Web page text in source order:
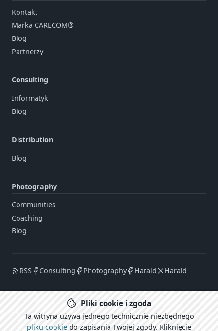
Kontakt
Marka CARECOM®
Blog
Partnerzy
Consulting
Informatyk
Blog
Distribution
Blog
Photography
Communities
Coaching
Blog
RSS Consulting Photography Harald Harald
CARECOM.united
Pliki cookie i zgoda
Ta witryna używa jednego technicznie niezbędnego
pliku cookie do zapisania Twojej zgody. Kliknięcie